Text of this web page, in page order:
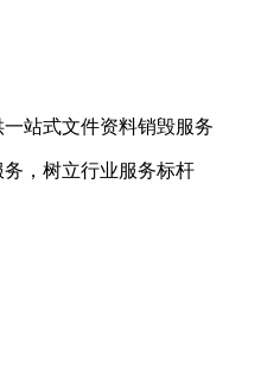
站式文件资料销毁服务
，树立行业服务标杆